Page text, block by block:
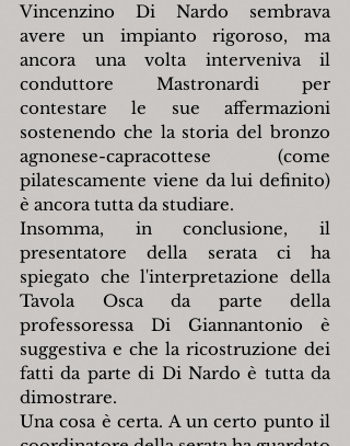
Vincenzino Di Nardo sembrava
avere un impianto rigoroso, ma
ancora una volta interveniva il
conduttore Mastronardi per
contestare le sue affermazioni
sostenendo che la storia del bronzo
agnonese-capracottese (come
pilatescamente viene da lui definito)
è ancora tutta da studiare.
Insomma, in conclusione, il
presentatore della serata ci ha
spiegato che l'interpretazione della
Tavola Osca da parte della
professoressa Di Giannantonio è
suggestiva e che la ricostruzione dei
fatti da parte di Di Nardo è tutta da
dimostrare.
Una cosa è certa. A un certo punto il